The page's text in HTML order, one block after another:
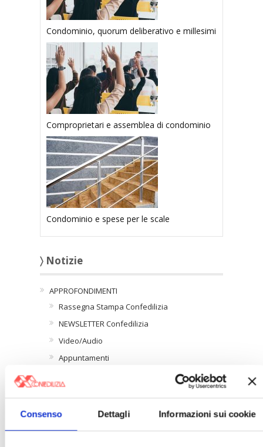
Consenso Dettagli Informazioni sui cookie
Condominio, quorum deliberativo e millesimi
Comproprietari e assemblea di condominio
Condominio e spese per le scale
〉 Notizie
APPROFONDIMENTI
Rassegna Stampa Confedilizia
NEWSLETTER Confedilizia
Video/Audio
Appuntamenti
〉 Confedilizia notizie